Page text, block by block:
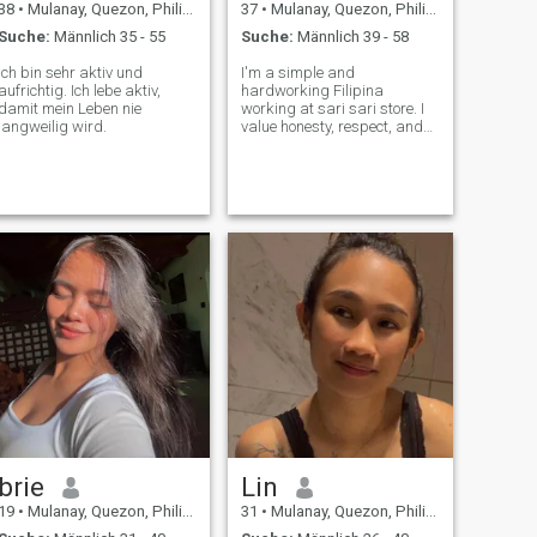
• Mulanay, Quezon, Philippinen
Männlich 35 - 55
bin sehr aktiv und
Ich lebe aktiv,
mein Leben nie
wird.
37 • Mulanay, Quezon, Philippinen
Suche: Männlich 39 - 58
I'm a simple and
hardworking Filipina
working at sari sari store. I
value honesty, respect, and
• Mulanay, Quezon, Philippinen
Lin
31 • Mulanay, Quezon, Philippinen